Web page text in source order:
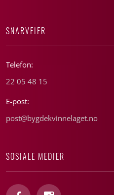
SNARVEIER
Telefon:
22 05 48 15
E-post:
post@bygdekvinnelaget.no
SOSIALE MEDIER